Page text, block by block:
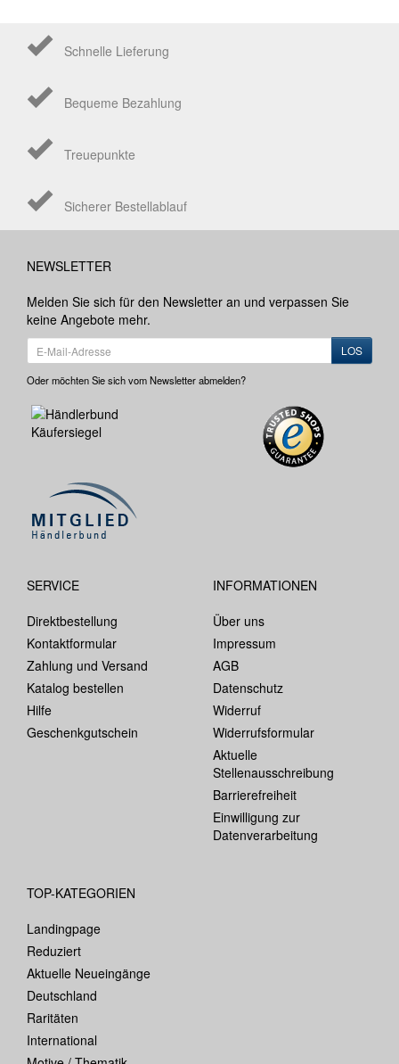
Schnelle Lieferung
Bequeme Bezahlung
Treuepunkte
Sicherer Bestellablauf
NEWSLETTER
Melden Sie sich für den Newsletter an und verpassen Sie
keine Angebote mehr.
LOS
Oder möchten Sie sich vom Newsletter abmelden?
SERVICE
Direktbestellung
Kontaktformular
Zahlung und Versand
Katalog bestellen
Hilfe
Geschenkgutschein
INFORMATIONEN
Über uns
Impressum
AGB
Datenschutz
Widerruf
Widerrufsformular
Aktuelle
Stellenausschreibung
Barrierefreiheit
Einwilligung zur
Datenverarbeitung
TOP-KATEGORIEN
Landingpage
Reduziert
Aktuelle Neueingänge
Deutschland
Raritäten
International